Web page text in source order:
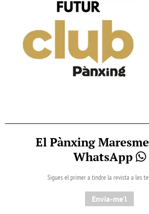
El Pànxing
WhatsApp
Sigues el primer a tindre la revista a les
Envia-me'l